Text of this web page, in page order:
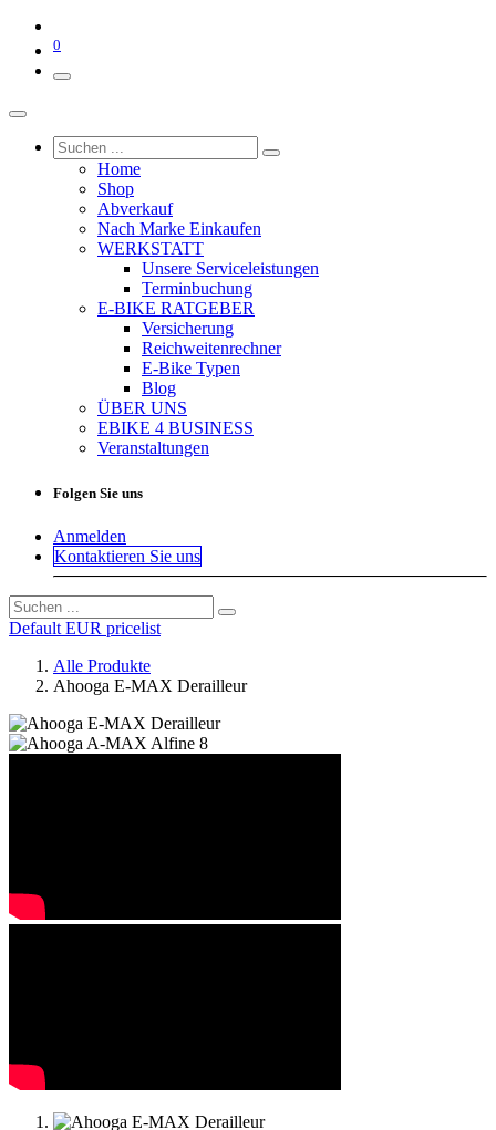
0
Home
Shop
Abverkauf
Nach Marke Einkaufen
WERKSTATT
Unsere Serviceleistungen
Terminbuchung
E-BIKE RATGEBER
Versicherung
Reichweitenrechner
E-Bike Typen
Blog
ÜBER UNS
EBIKE 4 BUSINESS
Veranstaltungen
Folgen Sie uns
Anmelden
Kontaktieren Sie uns
Default EUR pricelist
Alle Produkte
Ahooga E-MAX Derailleur